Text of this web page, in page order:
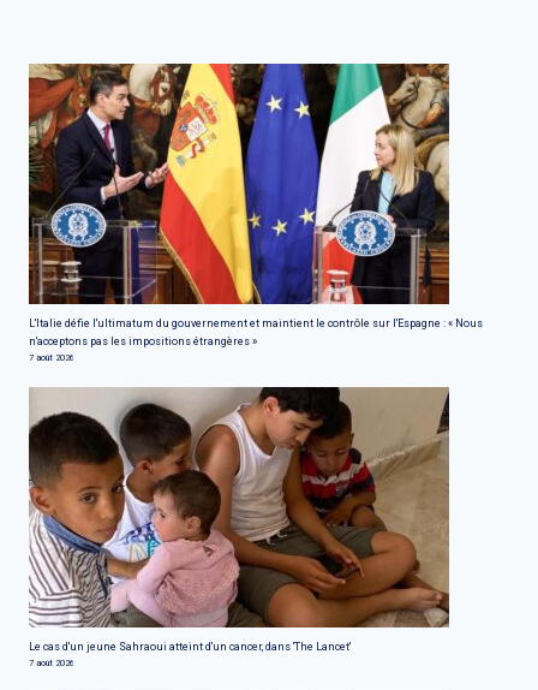
L'Italie défie l'ultimatum du gouvernement et maintient le contrôle sur l'Espagne : « Nous
n'acceptons pas les impositions étrangères »
7 août 2026
Le cas d'un jeune Sahraoui atteint d'un cancer, dans 'The Lancet'
7 août 2026